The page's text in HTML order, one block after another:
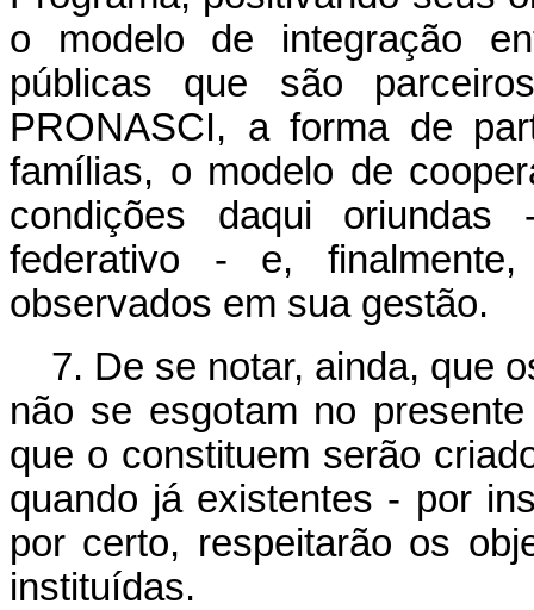
o modelo de integração
públicas que são
PRONASCI, a forma de
famílias, o modelo de
condições daqui
federativo - e,
observados em sua gestão.
7. De se notar, ainda, que
não se esgotam no
que o constituem serão
quando já existentes - por
por certo, respeitarão os
instituídas.